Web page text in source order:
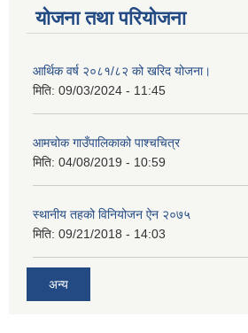
योजना तथा परियोजना
आर्थिक वर्ष २०८१/८२ को खरिद योजना।
मिति: 09/03/2024 - 11:45
आमचोक गाउँपालिकाको पाश्चचित्र
मिति: 04/08/2019 - 10:59
स्थानीय तहको विनियोजन ऐन २०७५
मिति: 09/21/2018 - 14:03
अन्य